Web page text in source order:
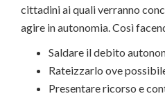
cittadini ai quali verranno
agire in autonomia. Così
Saldare il debito
Rateizzarlo ove
Presentare ricorso e